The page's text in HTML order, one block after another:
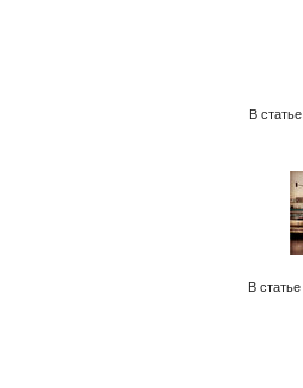
В статье
В статье